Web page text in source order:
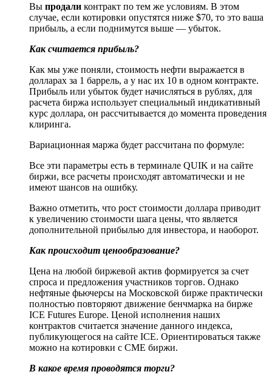
Вы продали контракт по тем же условиям. В этом
случае, если котировки опустятся ниже $70, то это ваша
прибыль, а если поднимутся выше — убыток.
Как считается прибыль?
Как мы уже поняли, стоимость нефти выражается в
долларах за 1 баррель, а у нас их 10 в одном контракте.
Прибыль или убыток будет начисляться в рублях, для
расчета биржа использует специальный индикативный
курс доллара, он рассчитывается до момента проведения
клиринга.
Вариационная маржа будет рассчитана по формуле:
Все эти параметры есть в терминале QUIK и на сайте
биржи, все расчеты происходят автоматически и не
имеют шансов на ошибку.
Важно отметить, что рост стоимости доллара приводит
к увеличению стоимости шага цены, что является
дополнительной прибылью для инвестора, и наоборот.
Как происходит ценообразование?
Цена на любой биржевой актив формируется за счет
спроса и предложения участников торгов. Однако
нефтяные фьючерсы на Московской бирже практически
полностью повторяют движение бенчмарка на бирже
ICE Futures Europe. Ценой исполнения наших
контрактов считается значение данного индекса,
публикующегося на сайте ICE. Ориентироваться также
можно на котировки с CME биржи.
В какое время проводятся торги?